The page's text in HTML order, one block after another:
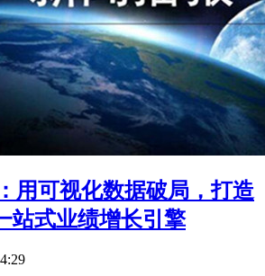
用可视化数据破局，打造
站式业绩增长引擎